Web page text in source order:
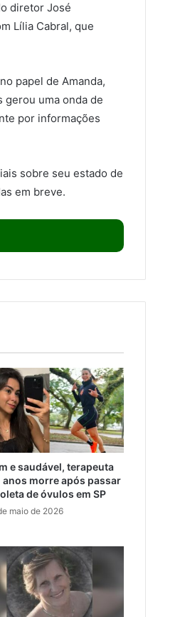
diretor José
Lília Cabral, que
papel de Amanda,
gerou uma onda de
por informações
sobre seu estado de
em breve.
e saudável, terapeuta
anos morre após passar
de óvulos em SP
maio de 2026